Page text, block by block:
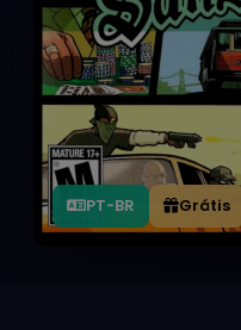
PT-BR Grátis